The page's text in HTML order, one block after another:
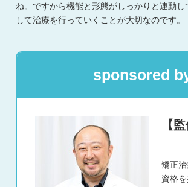
ね。ですから機能と形態がしっかりと連動
して治療を行っていくことが大切なのです。
sponsored
【
矯正
資格